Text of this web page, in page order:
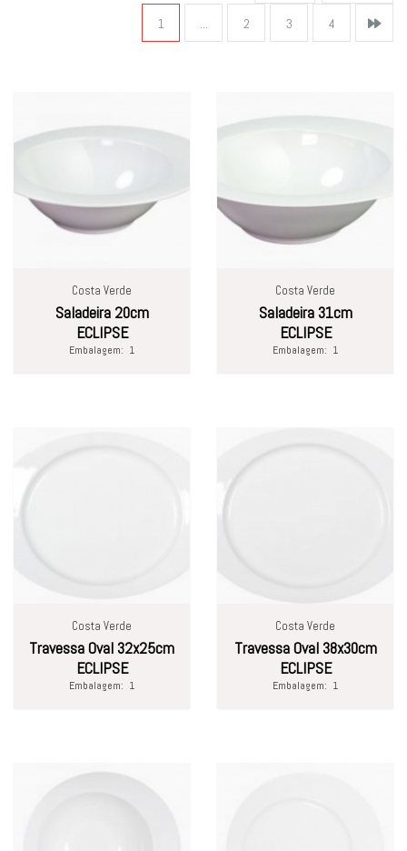
1 ... 2 3 4
Costa Verde
Saladeira 20cm
ECLIPSE
Embalagem: 1
Costa Verde
Saladeira 31cm
ECLIPSE
Embalagem: 1
Costa Verde
Travessa Oval 32x25cm
ECLIPSE
Embalagem: 1
Costa Verde
Travessa Oval 38x30cm
ECLIPSE
Embalagem: 1